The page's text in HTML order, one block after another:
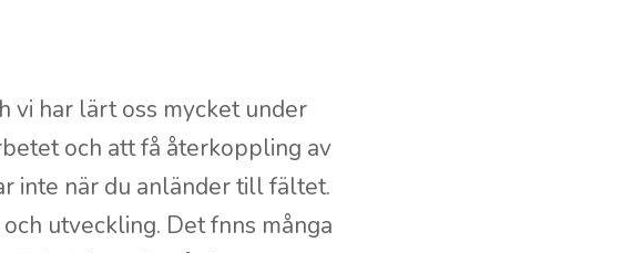
vi har lärt oss mycket under
och att få återkoppling av
inte när du anländer till fältet.
utveckling. Det fnns många